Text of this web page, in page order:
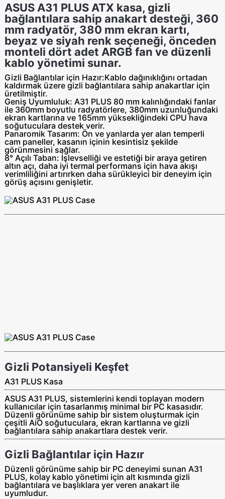
ASUS A31 PLUS ATX kasa, gizli
bağlantılara sahip anakart desteği, 360
mm radyatör, 380 mm ekran kartı,
beyaz ve siyah renk seçeneği, önceden
monteli dört adet ARGB fan ve düzenli
kablo yönetimi sunar.
Gizli Bağlantılar için Hazır:Kablo dağınıklığını ortadan
kaldırmak üzere gizli bağlantılara sahip anakartlar için
üretilmiştir.
Geniş Uyumluluk: A31 PLUS 80 mm kalınlığındaki fanlar
ile 360mm boyutlu radyatörlere, 380mm uzunluğundaki
ekran kartlarına ve 165mm yüksekliğindeki CPU hava
soğutuculara destek verir.
Panaromik Tasarım: Ön ve yanlarda yer alan temperli
cam paneller, kasanın içinin kesintisiz şekilde
görünmesini sağlar.
8° Açılı Taban: İşlevselliği ve estetiği bir araya getiren
altın açı, daha iyi termal performans için hava akışı
verimliliğini artırırken daha sürükleyici bir deneyim için
görüş açısını genişletir.
Gizli Potansiyeli Keşfet
A31 PLUS Kasa
ASUS A31 PLUS, sistemlerini kendi toplayan modern
kullanıcılar için tasarlanmış minimal bir PC kasasıdır.
Düzenli görünüme sahip bir sistem oluşturmak için
çeşitli AiO soğutuculara, ekran kartlarına ve gizli
bağlantılara sahip anakartlara destek verir.
Gizli Bağlantılar için Hazır
Düzenli görünüme sahip bir PC deneyimi sunan A31
PLUS, kolay kablo yönetimi için alt kısmında gizli
bağlantılara ve başlıklara yer veren anakart ile
uyumludur.